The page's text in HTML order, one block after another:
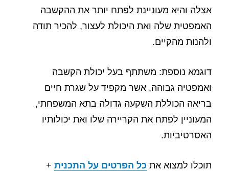
אצלה והיא מעוניינת לפתח יותר את ההקשבה
האמפטית שלה ואת היכולת לעצור, להכיר תודה
ולהנות מהקיים.
דוגמא נוספת: משתתף בעל יכולת הקשבה
ואמפטיה גבוהה, אשר מקפיד על שגרת חיים
בריאה הכוללת השקעה גדולה בתא המשפחתי,
המעוניין לפתח את הקריירה שלו ואת יכולותיו
האסרטיביות.
תוכלו למצוא את כל הפרטים על התכנית +